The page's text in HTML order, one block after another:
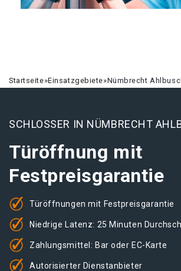
Startseite»Einsatzgebiete»Nümbrecht
SCHLOSSER IN NÜMBRECHT
Türöffnung mit
Festpreisgarantie
Türöffnungen mit Festpreisgarantie
Niedrige Latenz: 25 Minuten
Zahlungsmittel: Bar oder EC-Karte
Autorisierter Dienstanbieter